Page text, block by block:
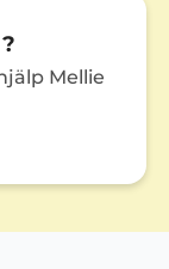
Mellie